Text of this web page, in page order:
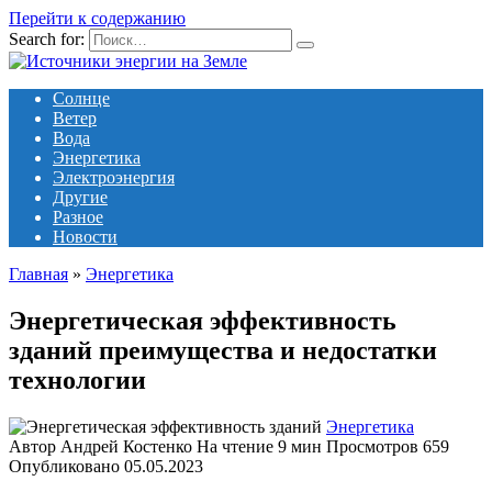
Перейти к содержанию
Search for:
Солнце
Ветер
Вода
Энергетика
Электроэнергия
Другие
Разное
Новости
Главная » Энергетика
Энергетическая эффективность
зданий преимущества и недостатки
технологии
Энергетика
Автор Андрей Костенко На чтение 9 мин Просмотров 659
Опубликовано 05.05.2023